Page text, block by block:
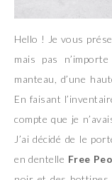
Hello ! Je vous
mais pas
manteau, d’une
En faisant
compte que je
J’ai décidé de le
en dentelle Free